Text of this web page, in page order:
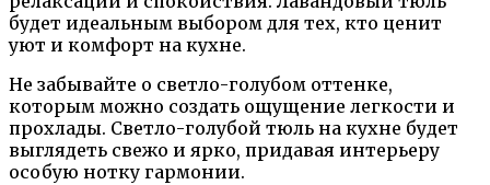
будет идеальным выбором для тех, кто ценит
уют и комфорт на кухне.
Не забывайте о светло-голубом оттенке,
которым можно создать ощущение легкости и
прохлады. Светло-голубой тюль на кухне будет
выглядеть свежо и ярко, придавая интерьеру
особую нотку гармонии.